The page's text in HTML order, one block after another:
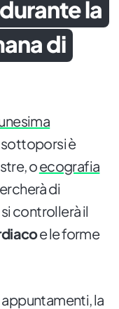
la
di
sottoporsi è
oecografia
di
controllerà il
e le forme
la